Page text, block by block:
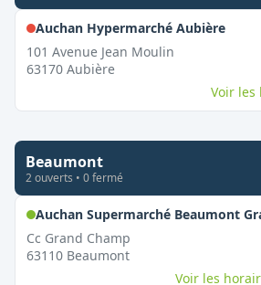
Auchan Hypermarché Aubière,
101 Avenue Jean Moulin
63170 Aubière
Voir les
Beaumont
2ouverts • 0fermé
Auchan Supermarché Beaumont
Cc Grand Champ
63110 Beaumont
Voir les